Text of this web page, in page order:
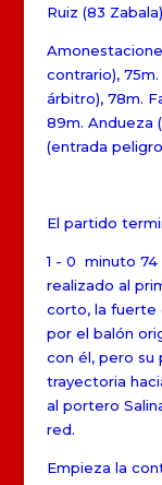
Ruiz (83
contrario),
árbitro), 78m.
89m. Andueza
(entrada
El partido
1 - 0 minuto 74
realizado al
corto, la fuerte
por el balón
con él, pero su
trayectoria
al portero
red.
Empieza la